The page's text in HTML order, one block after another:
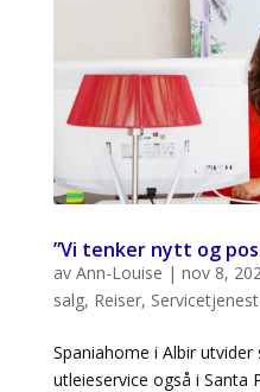
”Vi tenker nytt og
av Ann-Louise | nov 8,
salg, Reiser,
Spaniahome i Albir
utleieservice også i Santa